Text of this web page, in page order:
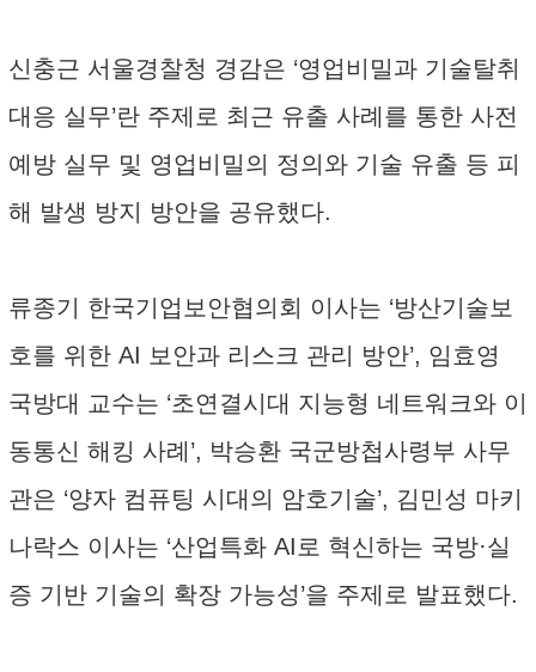
신충근 서울경찰청 경감은 ‘영업비밀과 기술탈취
대응 실무’란 주제로 최근 유출 사례를 통한 사전
예방 실무 및 영업비밀의 정의와 기술 유출 등 피
해 발생 방지 방안을 공유했다.
류종기 한국기업보안협의회 이사는 ‘방산기술보
호를 위한 AI 보안과 리스크 관리 방안’, 임효영
국방대 교수는 ‘초연결시대 지능형 네트워크와 이
동통신 해킹 사례’, 박승환 국군방첩사령부 사무
관은 ‘양자 컴퓨팅 시대의 암호기술’, 김민성 마키
나락스 이사는 ‘산업특화 AI로 혁신하는 국방·실
증 기반 기술의 확장 가능성’을 주제로 발표했다.